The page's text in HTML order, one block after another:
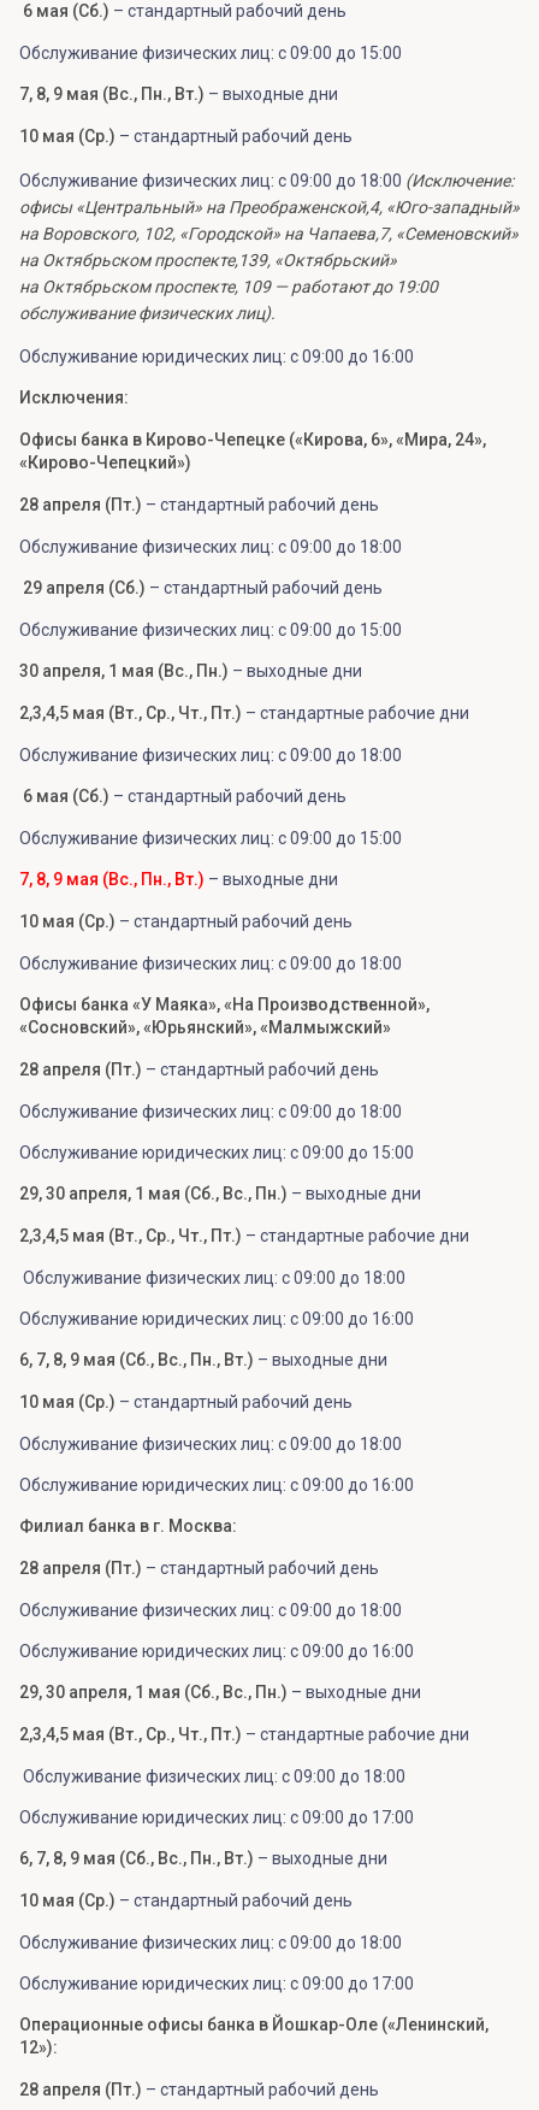
6 мая (Сб.) – стандартный рабочий день
Обслуживание физических лиц: с 09:00 до 15:00
7, 8, 9 мая (Вс., Пн., Вт.) – выходные дни
10 мая (Ср.) – стандартный рабочий день
Обслуживание физических лиц: с 09:00 до 18:00 (Исключение:
офисы «Центральный» на Преображенской,4, «Юго-западный»
на Воровского, 102, «Городской» на Чапаева,7, «Семеновский»
на Октябрьском проспекте,139, «Октябрьский»
на Октябрьском проспекте, 109 — работают до 19:00
обслуживание физических лиц).
Обслуживание юридических лиц: с 09:00 до 16:00
Исключения:
Офисы банка в Кирово-Чепецке («Кирова, 6», «Мира, 24»,
«Кирово-Чепецкий»)
28 апреля (Пт.) – стандартный рабочий день
Обслуживание физических лиц: с 09:00 до 18:00
29 апреля (Сб.) – стандартный рабочий день
Обслуживание физических лиц: с 09:00 до 15:00
30 апреля, 1 мая (Вс., Пн.) – выходные дни
2,3,4,5 мая (Вт., Ср., Чт., Пт.) – стандартные рабочие дни
Обслуживание физических лиц: с 09:00 до 18:00
6 мая (Сб.) – стандартный рабочий день
Обслуживание физических лиц: с 09:00 до 15:00
7, 8, 9 мая (Вс., Пн., Вт.) – выходные дни
10 мая (Ср.) – стандартный рабочий день
Обслуживание физических лиц: с 09:00 до 18:00
Офисы банка «У Маяка», «На Производственной»,
«Сосновский», «Юрьянский», «Малмыжский»
28 апреля (Пт.) – стандартный рабочий день
Обслуживание физических лиц: с 09:00 до 18:00
Обслуживание юридических лиц: с 09:00 до 15:00
29, 30 апреля, 1 мая (Сб., Вс., Пн.) – выходные дни
2,3,4,5 мая (Вт., Ср., Чт., Пт.) – стандартные рабочие дни
Обслуживание физических лиц: с 09:00 до 18:00
Обслуживание юридических лиц: с 09:00 до 16:00
6, 7, 8, 9 мая (Сб., Вс., Пн., Вт.) – выходные дни
10 мая (Ср.) – стандартный рабочий день
Обслуживание физических лиц: с 09:00 до 18:00
Обслуживание юридических лиц: с 09:00 до 16:00
Филиал банка в г. Москва:
28 апреля (Пт.) – стандартный рабочий день
Обслуживание физических лиц: с 09:00 до 18:00
Обслуживание юридических лиц: с 09:00 до 16:00
29, 30 апреля, 1 мая (Сб., Вс., Пн.) – выходные дни
2,3,4,5 мая (Вт., Ср., Чт., Пт.) – стандартные рабочие дни
Обслуживание физических лиц: с 09:00 до 18:00
Обслуживание юридических лиц: с 09:00 до 17:00
6, 7, 8, 9 мая (Сб., Вс., Пн., Вт.) – выходные дни
10 мая (Ср.) – стандартный рабочий день
Обслуживание физических лиц: с 09:00 до 18:00
Обслуживание юридических лиц: с 09:00 до 17:00
Операционные офисы банка в Йошкар-Оле («Ленинский,
12»):
28 апреля (Пт.) – стандартный рабочий день